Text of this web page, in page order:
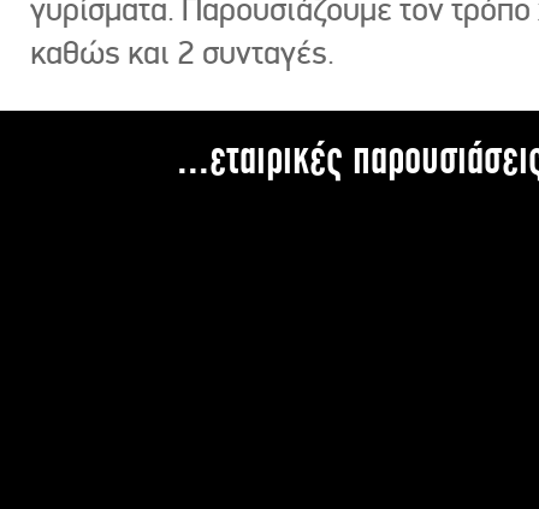
γυρίσματα. Παρουσιάζουμε τον
καθώς και 2 συνταγές.
...εταιρικές